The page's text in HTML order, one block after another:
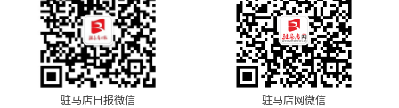
驻马店日报微信 驻马店网微信